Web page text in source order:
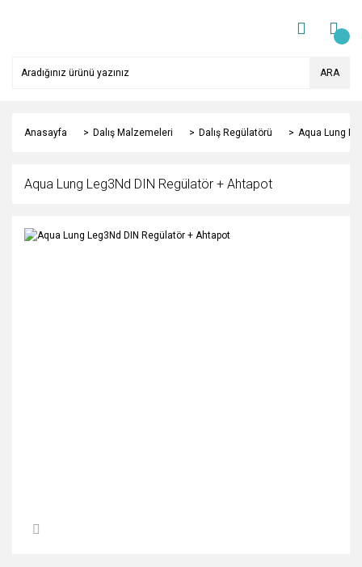
ARA
Anasayfa Dalış Malzemeleri Dalış Regülatörü Aqua Lung
Aqua Lung Leg3Nd DIN Regülatör + Ahtapot